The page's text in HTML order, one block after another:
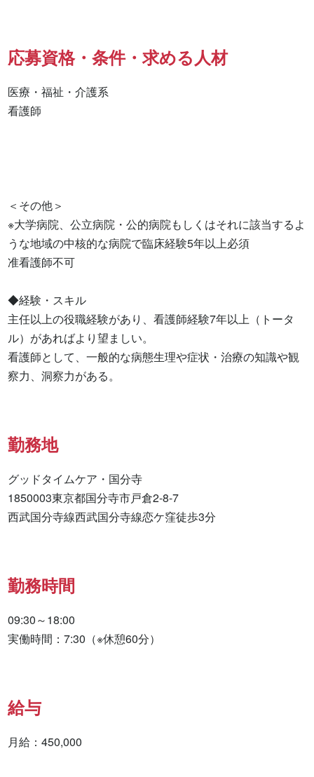
応募資格・条件・求める人材
医療・福祉・介護系
看護師
＜その他＞
※大学病院、公立病院・公的病院もしくはそれに該当するよ
うな地域の中核的な病院で臨床経験5年以上必須
准看護師不可
◆経験・スキル
主任以上の役職経験があり、看護師経験7年以上（トータ
ル）があればより望ましい。
看護師として、一般的な病態生理や症状・治療の知識や観
察力、洞察力がある。
勤務地
グッドタイムケア・国分寺
1850003東京都国分寺市戸倉2-8-7
西武国分寺線西武国分寺線恋ケ窪徒歩3分
勤務時間
09:30～18:00
実働時間：7:30（※休憩60分）
給与
月給：450,000